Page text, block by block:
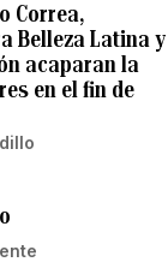
Correa,
Belleza Latina y
acaparan la
en el fin de